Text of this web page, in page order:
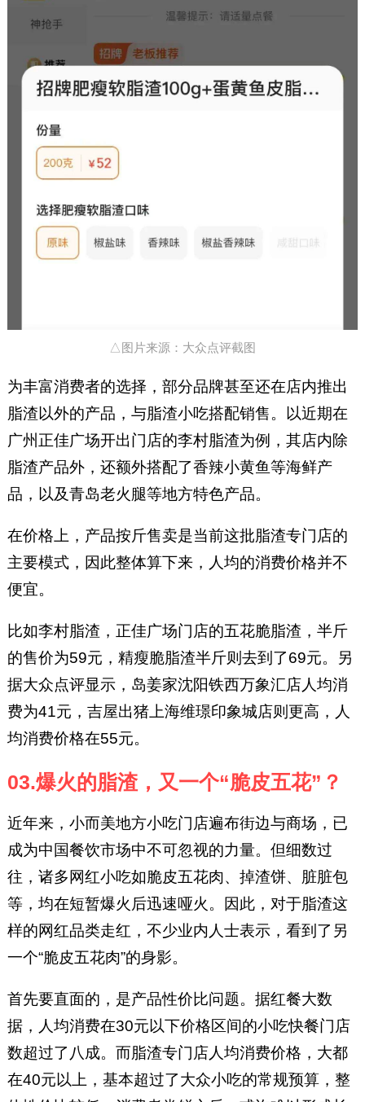
△图片来源：大众点评截图
为丰富消费者的选择，部分品牌甚至还在店内推出
脂渣以外的产品，与脂渣小吃搭配销售。以近期在
广州正佳广场开出门店的李村脂渣为例，其店内除
脂渣产品外，还额外搭配了香辣小黄鱼等海鲜产
品，以及青岛老火腿等地方特色产品。
在价格上，产品按斤售卖是当前这批脂渣专门店的
主要模式，因此整体算下来，人均的消费价格并不
便宜。
比如李村脂渣，正佳广场门店的五花脆脂渣，半斤
的售价为59元，精瘦脆脂渣半斤则去到了69元。另
据大众点评显示，岛姜家沈阳铁西万象汇店人均消
费为41元，吉屋出猪上海维璟印象城店则更高，人
均消费价格在55元。
03.爆火的脂渣，又一个“脆皮五花”？
近年来，小而美地方小吃门店遍布街边与商场，已
成为中国餐饮市场中不可忽视的力量。但细数过
往，诸多网红小吃如脆皮五花肉、掉渣饼、脏脏包
等，均在短暂爆火后迅速哑火。因此，对于脂渣这
样的网红品类走红，不少业内人士表示，看到了另
一个“脆皮五花肉”的身影。
首先要直面的，是产品性价比问题。据红餐大数
据，人均消费在30元以下价格区间的小吃快餐门店
数超过了八成。而脂渣专门店人均消费价格，大都
在40元以上，基本超过了大众小吃的常规预算，整